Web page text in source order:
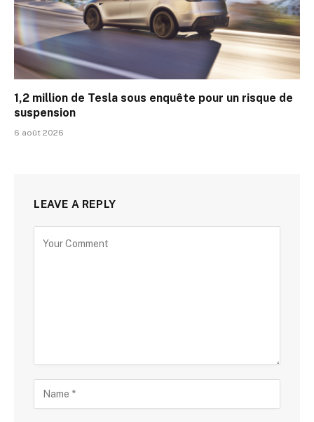
1,2 million de Tesla sous enquête pour un risque de
suspension
6 août 2026
LEAVE A REPLY